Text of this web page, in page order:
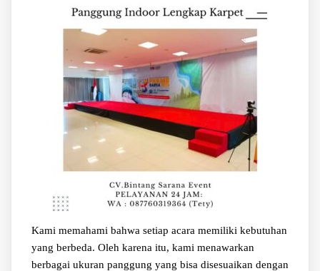
Kami memahami bahwa setiap acara memiliki kebutuhan
yang berbeda. Oleh karena itu, kami menawarkan
berbagai ukuran panggung yang bisa disesuaikan dengan